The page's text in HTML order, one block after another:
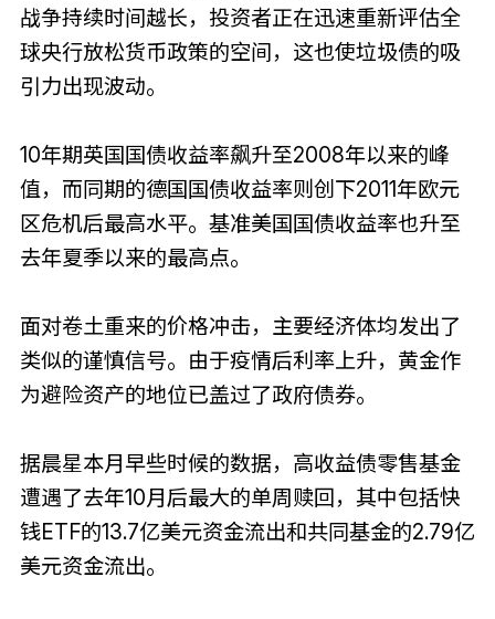
战争持续时间越长，投资者正在迅速重新评估全
球央行放松货币政策的空间，这也使垃圾债的吸
引力出现波动。
10年期英国国债收益率飙升至2008年以来的峰
值，而同期的德国国债收益率则创下2011年欧元
区危机后最高水平。基准美国国债收益率也升至
去年夏季以来的最高点。
面对卷土重来的价格冲击，主要经济体均发出了
类似的谨慎信号。由于疫情后利率上升，黄金作
为避险资产的地位已盖过了政府债券。
据晨星本月早些时候的数据，高收益债零售基金
遭遇了去年10月后最大的单周赎回，其中包括快
钱ETF的13.7亿美元资金流出和共同基金的2.79亿
美元资金流出。